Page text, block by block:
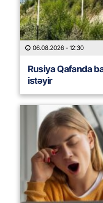
06.08.2026 - 12:30
Rusiya Qafanda
istəyir